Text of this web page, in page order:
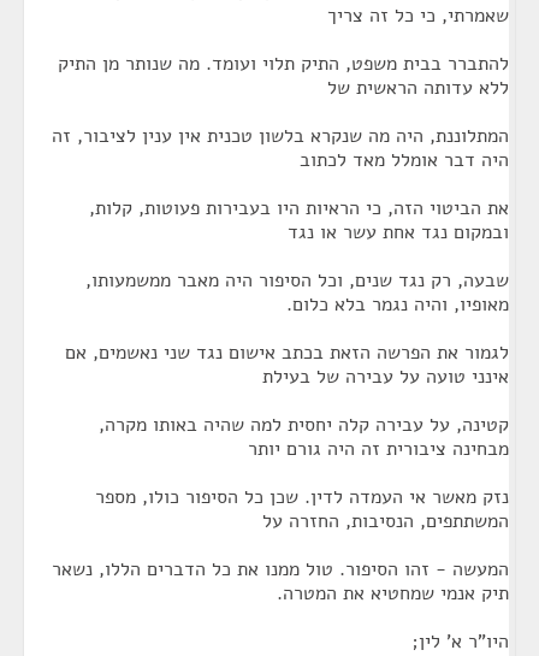
שאמרתי, כי כל זה צריך
להתברר בבית משפט, התיק תלוי ועומד. מה שנותר מן התיק
ללא עדותה הראשית של
המתלוננת, היה מה שנקרא בלשון טכנית אין ענין לציבור, זה
היה דבר אומלל מאד לכתוב
את הביטוי הזה, כי הראיות היו בעבירות פעוטות, קלות,
ובמקום נגד אחת עשר או נגד
שבעה, רק נגד שנים, וכל הסיפור היה מאבר ממשמעותו,
מאופיו, והיה נגמר בלא כלום.
לגמור את הפרשה הזאת בכתב אישום נגד שני נאשמים, אם
אינני טועה על עבירה של בעילת
קטינה, על עבירה קלה יחסית למה שהיה באותו מקרה,
מבחינה ציבורית זה היה גורם יותר
נזק מאשר אי העמדה לדין. שכן כל הסיפור כולו, מספר
המשתתפים, הנסיבות, החזרה על
המעשה - זהו הסיפור. טול ממנו את כל הדברים הללו, נשאר
תיק אנמי שמחטיא את המטרה.
היו"ר א' לין;